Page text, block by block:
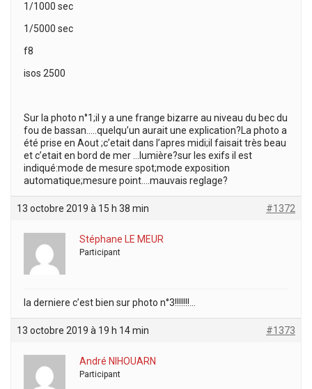
1/1000 sec
1/5000 sec
f8
isos 2500
Sur la photo n°1;il y a une frange bizarre au niveau du bec du
fou de bassan…..quelqu’un aurait une explication?La photo a
été prise en Aout ;c’etait dans l’apres midi;il faisait très beau
et c’etait en bord de mer …lumière?sur les exifs il est
indiqué:mode de mesure spot;mode exposition
automatique;mesure point….mauvais reglage?
13 octobre 2019 à 15 h 38 min #1372
Stéphane LE MEUR
Participant
la derniere c’est bien sur photo n°3!!!!!!!…
13 octobre 2019 à 19 h 14 min #1373
André NIHOUARN
Participant